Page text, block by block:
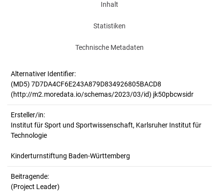
Inhalt
Statistiken
Technische Metadaten
Alternativer Identifier:
(MD5) 7D7DA4CF6E243A879D834926805BACD8
(http://m2.moredata.io/schemas/2023/03/id) jk50pbcwsidr
Ersteller/in:
Institut für Sport und Sportwissenschaft, Karlsruher Institut für
Technologie
Kinderturnstiftung Baden-Württemberg
Beitragende:
(Project Leader)